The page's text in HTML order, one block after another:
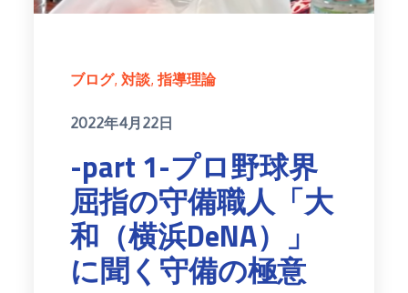
ブログ 対談 指導理論
Posted
2022年4月22日
-part 1-プロ野球界
屈指の守備職人「大
和（横浜DeNA）」
に聞く守備の極意